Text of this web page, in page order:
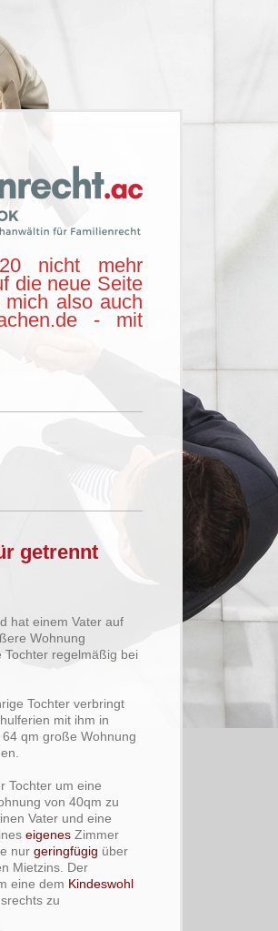
nicht mehr
die neue Seite
also auch
- mit
getrennt
hat einem Vater auf
Wohnung
Tochter regelmäßig bei
Tochter verbringt
mit ihm in
qm große Wohnung
Tochter um eine
von 40qm zu
Vater und eine
eigenes Zimmer
nurgeringfügig über
Mietzins. Der
eine dem Kindeswohl
zu